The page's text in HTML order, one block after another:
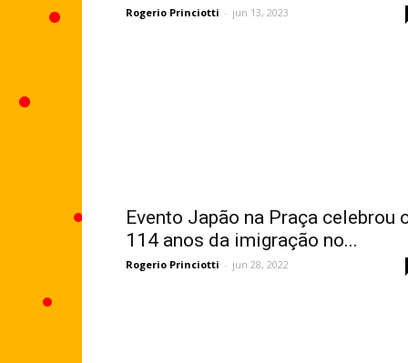
Rogerio Princiotti - jun 13, 2023
Evento Japão na Praça celebrou
114 anos da imigração no...
Rogerio Princiotti - jun 28, 2022